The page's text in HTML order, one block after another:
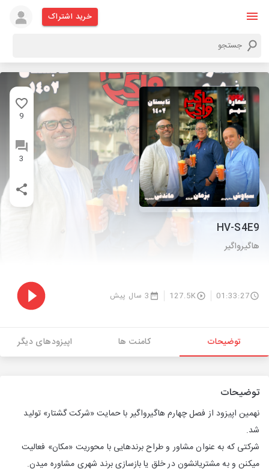
خرید اشتراک
9
3
HV-S4E9
هاگیرواگیر
01:33:27
127.5K 3 سال پیش
توضیحات کامنت ها اپیزودهای دیگر
توضیحات
نهمین اپیزود از فصل چهارم هاگیرواگیر با حمایت «شرکت گشتار» تولید
شد.
شرکتی که به عنوان مشاور و طراح برندهایی با محوریت «مکان» فعالیت
میکنن و به مشتریانشون در خلق یا بازسازی برند شهری مشاوره میدن.